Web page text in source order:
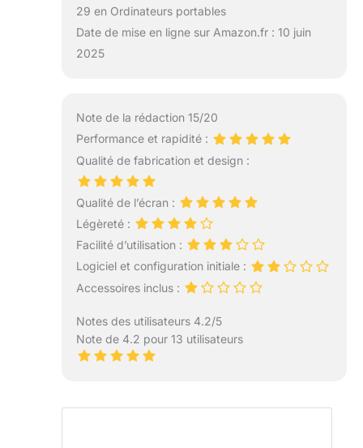
29 en Ordinateurs portables
Date de mise en ligne sur Amazon.fr : 10 juin
2025
Note de la rédaction 15/20
Performance et rapidité :
Qualité de fabrication et design :
Qualité de l’écran :
Légèreté :
Facilité d’utilisation :
Logiciel et configuration initiale :
Accessoires inclus :
Notes des utilisateurs 4.2/5
Note de 4.2 pour 13 utilisateurs